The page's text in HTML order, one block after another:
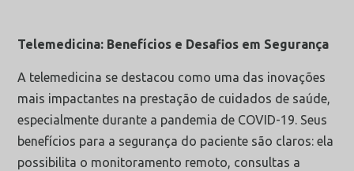
Telemedicina: Benefícios e Desafios em Segurança
A telemedicina se destacou como uma das inovações
mais impactantes na prestação de cuidados de saúde,
especialmente durante a pandemia de COVID-19. Seus
benefícios para a segurança do paciente são claros: ela
possibilita o monitoramento remoto, consultas a